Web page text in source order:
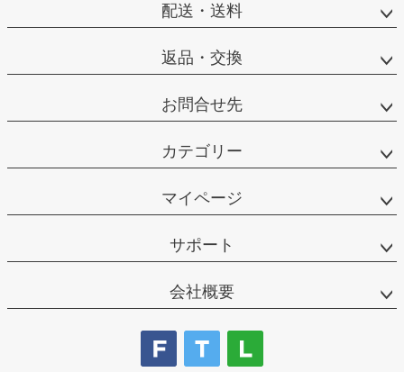
配送・送料
返品・交換
お問合せ先
カテゴリー
マイページ
サポート
会社概要